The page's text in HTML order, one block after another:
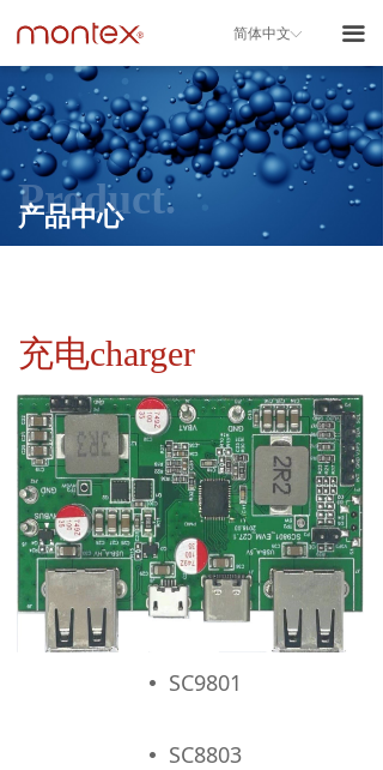
끀
ꀅ
简体中文
넸 SC9801
넸 SC8803
充电charger
产品中心
Product.
产品中心